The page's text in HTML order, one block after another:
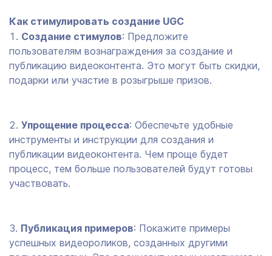
Как стимулировать создание UGC
Создание стимулов: Предложите
пользователям вознаграждения за создание и
публикацию видеоконтента. Это могут быть скидки,
подарки или участие в розыгрыше призов.
Упрощение процесса: Обеспечьте удобные
инструменты и инструкции для создания и
публикации видеоконтента. Чем проще будет
процесс, тем больше пользователей будут готовы
участвовать.
Публикация примеров: Покажите примеры
успешных видеороликов, созданных другими